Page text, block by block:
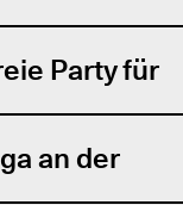
Party für
an der